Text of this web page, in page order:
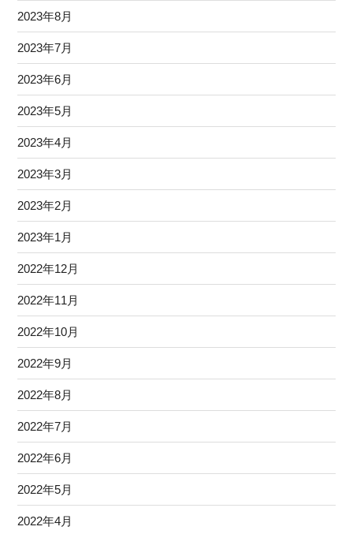
2023年8月
2023年7月
2023年6月
2023年5月
2023年4月
2023年3月
2023年2月
2023年1月
2022年12月
2022年11月
2022年10月
2022年9月
2022年8月
2022年7月
2022年6月
2022年5月
2022年4月